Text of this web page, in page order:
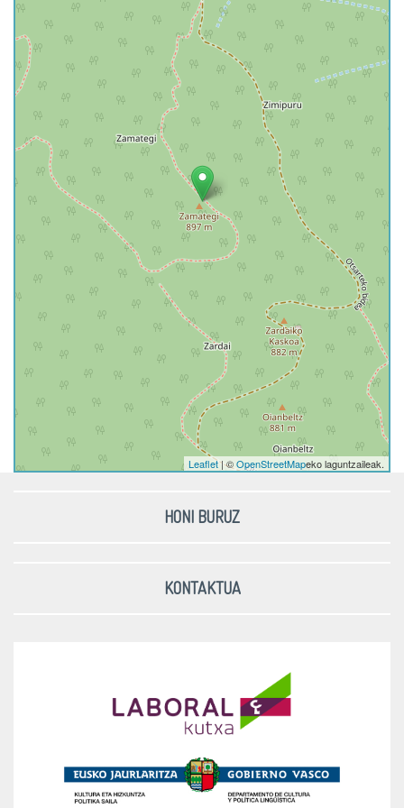
Leaflet| ©OpenStreetMapeko laguntzaileak.
HONI BURUZ
KONTAKTUA